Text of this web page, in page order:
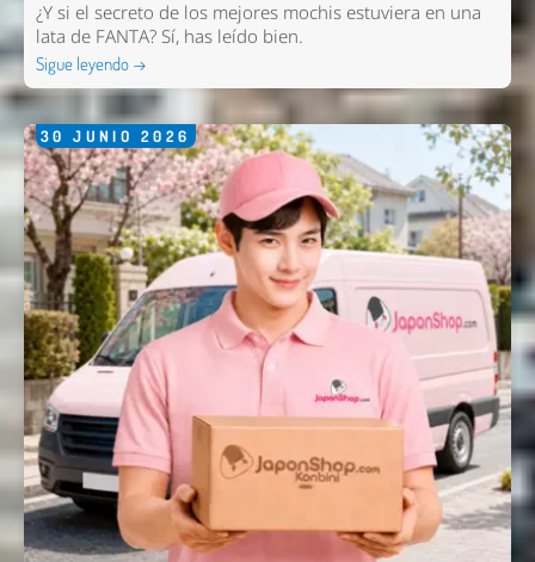
¿Y si el secreto de los mejores mochis estuviera en una
lata de FANTA? Sí, has leído bien.
Sigue leyendo →
30 JUNIO 2026